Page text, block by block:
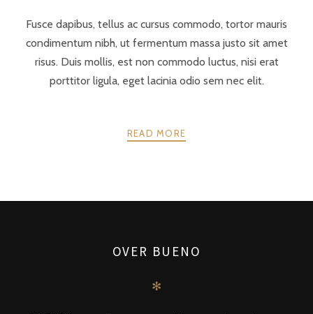
Fusce dapibus, tellus ac cursus commodo, tortor mauris
condimentum nibh, ut fermentum massa justo sit amet
risus. Duis mollis, est non commodo luctus, nisi erat
porttitor ligula, eget lacinia odio sem nec elit.
READ MORE
OVER BUENO
✻